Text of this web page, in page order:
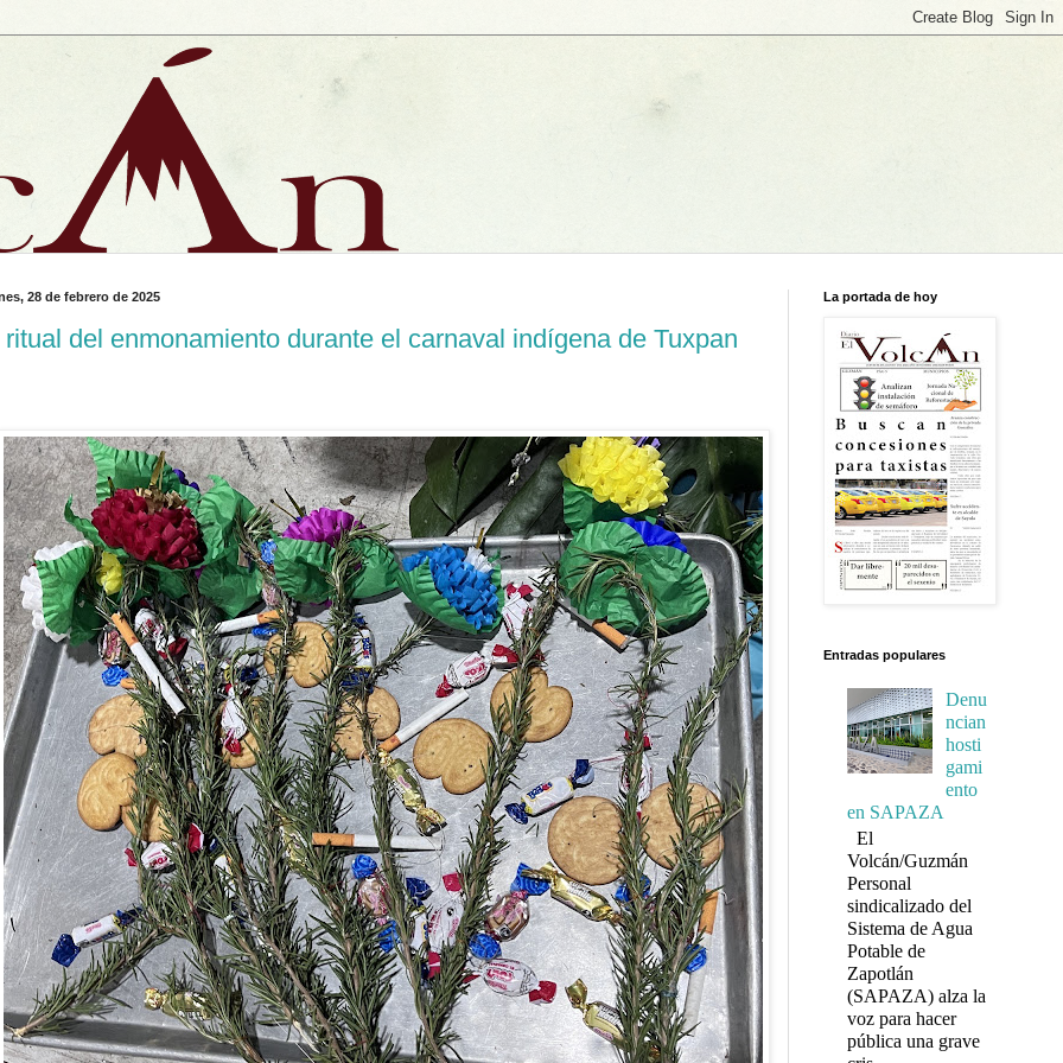
28 de febrero de 2025
ritual del enmonamiento durante el carnaval indígena de Tuxpan
La portada de hoy
Entradas populares
Denu
ncian
hosti
gami
ento
en SAPAZA
El
Volcán/Guzmán
Personal
sindicalizado del
Sistema de Agua
Potable de
Zapotlán
(SAPAZA) alza la
voz para hacer
pública una grave